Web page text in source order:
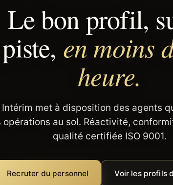
Le bon profil,
piste, en moins
heure.
Intérim met à disposition des agents
opérations au sol. Réactivité,
qualité certifiée ISO 9001.
Recruter du personnel Voir les profils